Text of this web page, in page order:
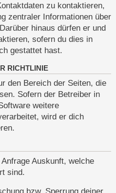
zu kontaktieren,
zentraler Informationen über
hinaus dürfen er und
sofern du dies in
gestattet hast.
RICHTLINIE
den Bereich der Seiten, die
Sofern der Betreiber in
weitere
wird er dich
Auskunft, welche
sind.